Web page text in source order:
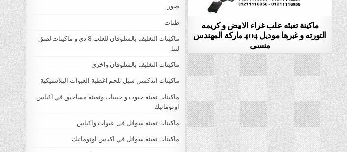
ماكينة تعبئه علب غراء الابيض و كريمه
التورته و غيرها موديل 404 ماركة المهندس
منسى
صور
طبات
ماكينات التغليف بالسلوفان للعلب 3 دي و ماكينات لصق
ليبل
ماكينات التغليف بالسلوفان واخرى
ماكينات اندكشن سيل تلحم اغطية العبوات البلاستيكية
ماكينات تعبئة حبوب و حبيبات وتعبئة مساحيق في اكياس
اوتوماتيك
ماكينات تعبئة سوائل فى عبوات واكياس
ماكينات تعبئة سوائل في اكياس اوتوماتيك